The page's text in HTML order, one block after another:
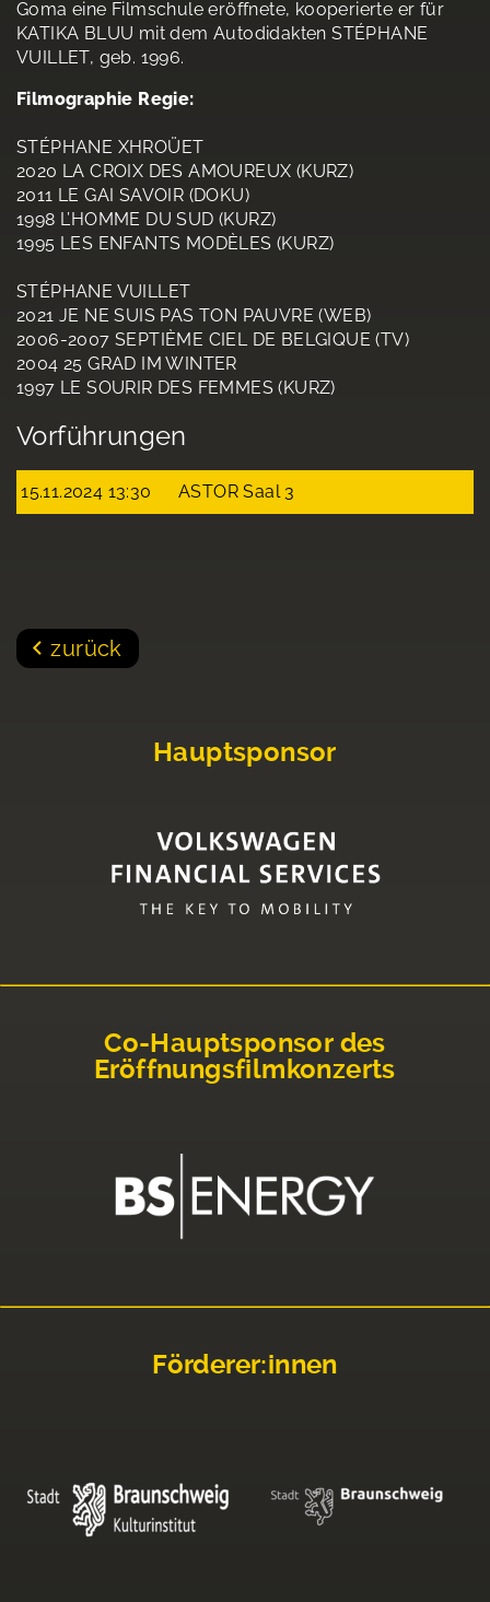
Goma eine Filmschule eröffnete, kooperierte er für
KATIKA BLUU mit dem Autodidakten STÉPHANE
VUILLET, geb. 1996.
Filmographie Regie:
STÉPHANE XHROÜET
2020 LA CROIX DES AMOUREUX (KURZ)
2011 LE GAI SAVOIR (DOKU)
1998 L’HOMME DU SUD (KURZ)
1995 LES ENFANTS MODÈLES (KURZ)
STÉPHANE VUILLET
2021 JE NE SUIS PAS TON PAUVRE (WEB)
2006-2007 SEPTIÈME CIEL DE BELGIQUE (TV)
2004 25 GRAD IM WINTER
1997 LE SOURIR DES FEMMES (KURZ)
Vorführungen
15.11.2024 13:30 ASTOR Saal 3
zurück
Hauptsponsor
Co-Hauptsponsor des
Eröffnungsfilmkonzerts
Förderer:innen